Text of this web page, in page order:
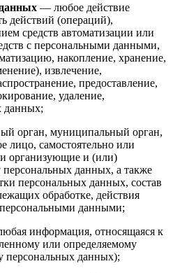
— любое действие
действий (операций),
средств автоматизации или
с персональными данными,
накопление, хранение,
извлечение,
предоставление,
удаление,
данных;
орган, муниципальный орган,
лицо, самостоятельно или
организующие и (или)
данных, а также
персональных данных, состав
обработке, действия
данными;
информация, относящаяся к
или определяемому
персональных данных);